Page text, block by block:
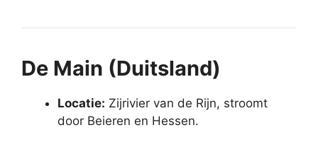
De Main (Duitsland)
Locatie: Zijrivier van de Rijn, stroomt
door Beieren en Hessen.